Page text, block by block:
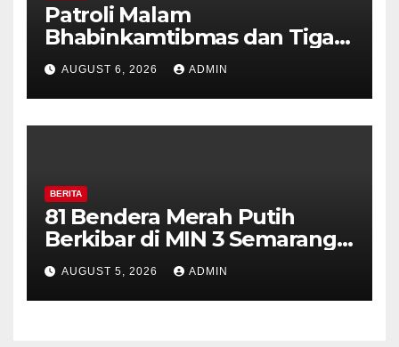
Patroli Malam
Bhabinkamtibmas dan Tiga
Pilar Kelurahan Ungaran
Perkuat Kamtibmas, Warga
Diajak Aktifkan Ronda
AUGUST 6, 2026 ADMIN
BERITA
81 Bendera Merah Putih
Berkibar di MIN 3 Semarang,
Bhabinkamtibmas Desa
Timpik Hadiri Peringatan
HUT ke-81 Kemerdekaan RI
AUGUST 5, 2026 ADMIN